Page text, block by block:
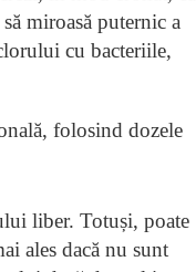
miroasă puternic a
cu bacteriile,
folosind dozele
liber. Totuși, poate
ales dacă nu sunt